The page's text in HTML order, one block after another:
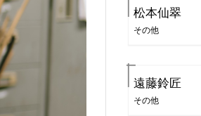
松本仙翠
その他
遠藤鈴匠
その他